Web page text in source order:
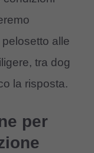
alle
tra dog
la risposta.
per